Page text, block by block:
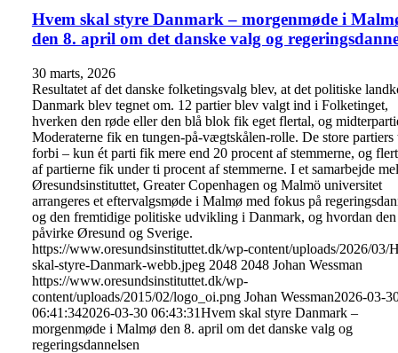
Hvem skal styre Danmark – morgenmøde i
den 8. april om det danske valg og
30 marts, 2026
Resultatet af det danske folketingsvalg blev, at det politiske
Danmark blev tegnet om. 12 partier blev valgt ind i Folketinget,
hverken den røde eller den blå blok fik eget flertal, og
Moderaterne fik en tungen-på-vægtskålen-rolle. De store partiers
forbi – kun ét parti fik mere end 20 procent af stemmerne, og
af partierne fik under ti procent af stemmerne. I et samarbejde
Øresundsinstituttet, Greater Copenhagen og Malmö universitet
arrangeres et eftervalgsmøde i Malmø med fokus på
og den fremtidige politiske udvikling i Danmark, og hvordan
påvirke Øresund og Sverige.
https://www.oresundsinstituttet.dk/wp-content/uploads/2026/03/
skal-styre-Danmark-webb.jpeg 2048 2048 Johan Wessman
https://www.oresundsinstituttet.dk/wp-
content/uploads/2015/02/logo_oi.png Johan Wessman2026-03-
06:41:342026-03-30 06:43:31Hvem skal styre Danmark –
morgenmøde i Malmø den 8. april om det danske valg og
regeringsdannelsen